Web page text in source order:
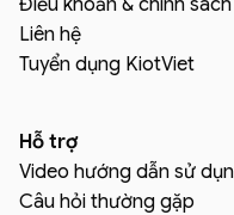
Liên hệ
Tuyển dụng KiotViet
Hỗ trợ
Video hướng dẫn sử
Câu hỏi thường gặp